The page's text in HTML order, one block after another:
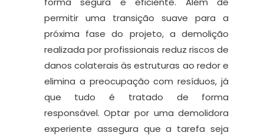
permitir uma transição suave para a
próxima fase do projeto, a demolição
realizada por profissionais reduz riscos de
danos colaterais às estruturas ao redor e
elimina a preocupação com resíduos, já
que tudo é tratado de forma
responsável. Optar por uma demolidora
experiente assegura que a tarefa seja